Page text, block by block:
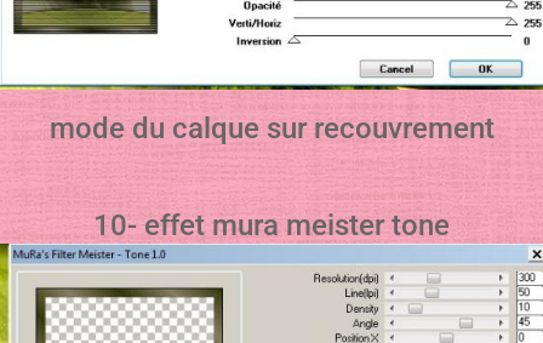
mode du calque sur recouvrement
10- effet mura meister tone